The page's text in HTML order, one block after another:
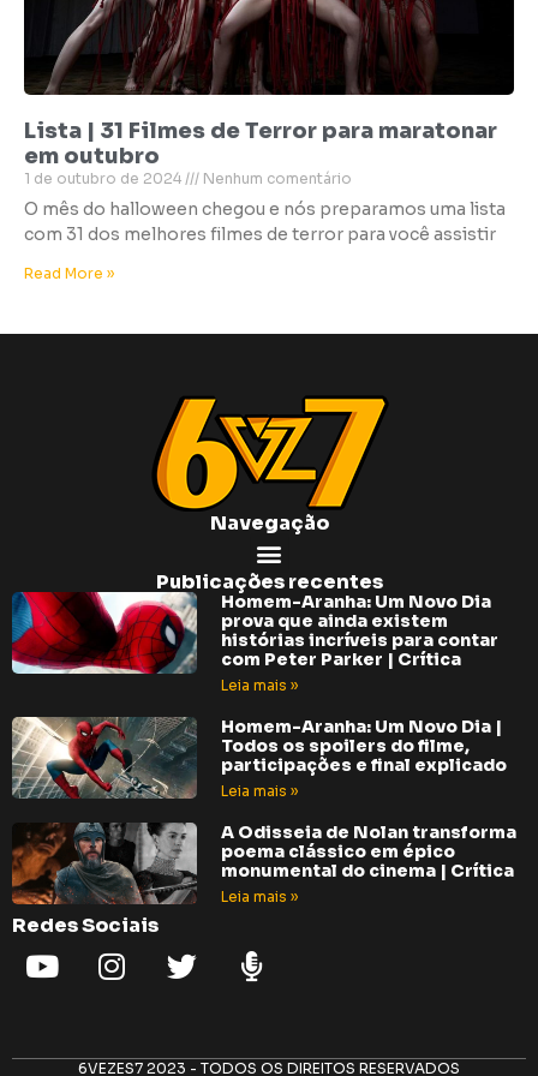
Lista | 31 Filmes de Terror para maratonar
em outubro
1 de outubro de 2024 Nenhum comentário
O mês do halloween chegou e nós preparamos uma lista
com 31 dos melhores filmes de terror para você assistir
Read More »
Navegação
Publicações recentes
Homem-Aranha: Um Novo Dia
prova que ainda existem
histórias incríveis para contar
com Peter Parker | Crítica
Leia mais »
Homem-Aranha: Um Novo Dia |
Todos os spoilers do filme,
participações e final explicado
Leia mais »
A Odisseia de Nolan transforma
poema clássico em épico
monumental do cinema | Crítica
Leia mais »
Redes Sociais
6VEZES7 2023 - TODOS OS DIREITOS RESERVADOS